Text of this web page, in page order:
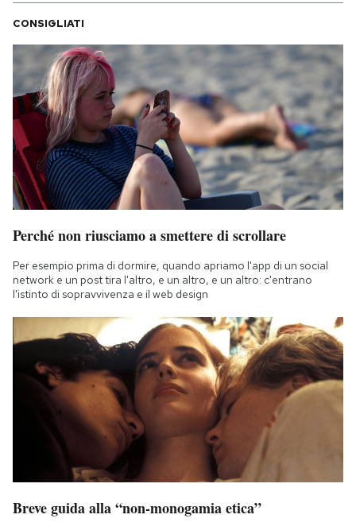
CONSIGLIATI
Perché non riusciamo a smettere di scrollare
Per esempio prima di dormire, quando apriamo l'app di un social
network e un post tira l'altro, e un altro, e un altro: c'entrano
l'istinto di sopravvivenza e il web design
Breve guida alla “non-monogamia etica”